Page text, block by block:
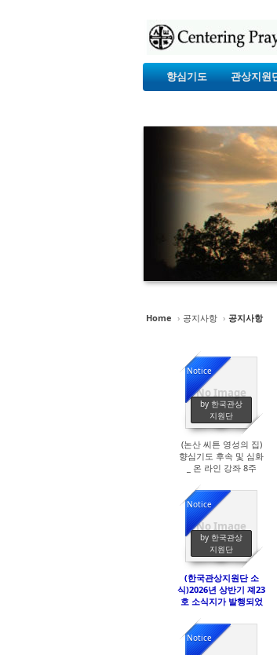
향심기도 관상지원
Home › 공지사항 › 공지사항
No Image
Notice
by 한국관상
지원단
241
(논산 씨튼 영성의 집)
향심기도 후속 및 심화
_ 온 라인 강좌 8주
No Image
Notice
by 한국관상
지원단
1870
(한국관상지원단 소
식)2026년 상반기 졔23
호 소식지가 발행되었
Notice